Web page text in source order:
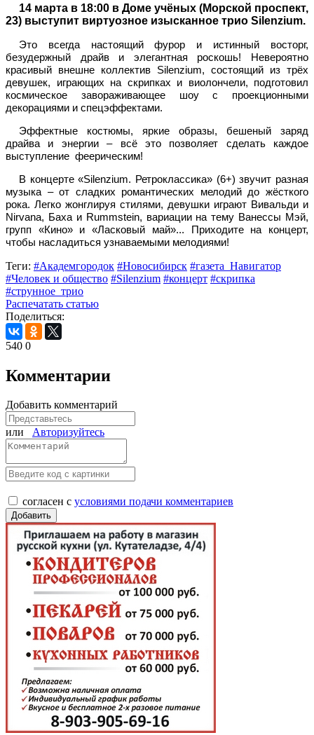
14 марта в 18:00 в Доме учёных (Морской проспект,
23) выступит виртуозное изысканное трио Silenzium.
Это всегда настоящий фурор и истинный восторг,
безудержный драйв и элегантная роскошь! Невероятно
красивый внешне коллектив Silenzium, состоящий из трёх
девушек, играющих на скрипках и виолончели, подготовил
космическое завораживающее шоу с проекционными
декорациями и спецэффектами.
Эффектные костюмы, яркие образы, бешеный заряд
драйва и энергии – всё это позволяет сделать каждое
выступление феерическим!
В концерте «Silenzium. Ретроклассика» (6+) звучит разная
музыка – от сладких романтических мелодий до жёсткого
рока. Легко жонглируя стилями, девушки играют Вивальди и
Nirvana, Баха и Rummstein, вариации на тему Ванессы Мэй,
групп «Кино» и «Ласковый май»... Приходите на концерт,
чтобы насладиться узнаваемыми мелодиями!
Теги: #Академгородок #Новосибирск #газета_Навигатор
#Человек и общество #Silenzium #концерт #скрипка
#струнное_трио
Распечатать статью
Поделиться:
540 0
Комментарии
Добавить комментарий
или Авторизуйтесь
согласен с условиями подачи комментариев